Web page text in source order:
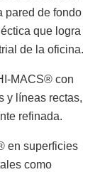
pared de fondo
que logra
de la oficina.
MACS® con
y líneas rectas,
refinada.
en superficies
como